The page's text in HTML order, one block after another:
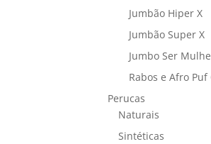
Jumbão Hiper X
Jumbão Super X
Jumbo Ser
Rabos e Afro
Perucas
Naturais
Sintéticas